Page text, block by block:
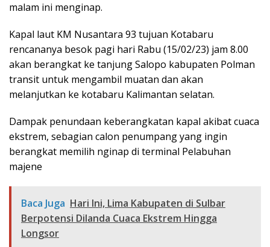
malam ini menginap.
Kapal laut KM Nusantara 93 tujuan Kotabaru
rencananya besok pagi hari Rabu (15/02/23) jam 8.00
akan berangkat ke tanjung Salopo kabupaten Polman
transit untuk mengambil muatan dan akan
melanjutkan ke kotabaru Kalimantan selatan.
Dampak penundaan keberangkatan kapal akibat cuaca
ekstrem, sebagian calon penumpang yang ingin
berangkat memilih nginap di terminal Pelabuhan
majene
Baca Juga Hari Ini, Lima Kabupaten di Sulbar
Berpotensi Dilanda Cuaca Ekstrem Hingga
Longsor